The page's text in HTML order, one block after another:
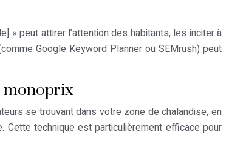
» peut attirer l’attention des habitants, les inciter à
Google Keyword Planner ou SEMrush) peut
monoprix
se trouvant dans votre zone de chalandise, en
technique est particulièrement efficace pour